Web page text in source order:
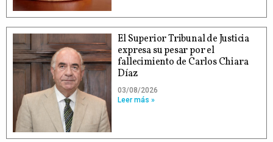
El Superior Tribunal de Justicia
expresa su pesar por el
fallecimiento de Carlos Chiara
Díaz
03/08/2026
Leer más »